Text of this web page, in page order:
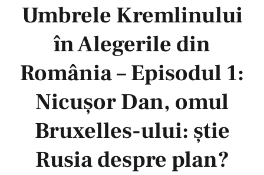
Umbrele Kremlinului
în Alegerile din
România – Episodul 1:
Nicușor Dan, omul
Bruxelles-ului: știe
Rusia despre plan?